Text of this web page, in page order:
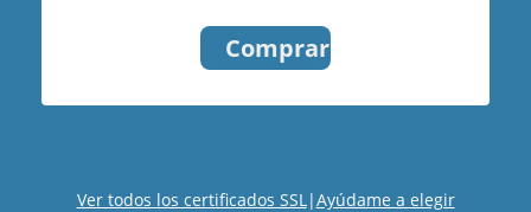
Comprar
Ver todos los certificados SSL |Ayúdame a elegir